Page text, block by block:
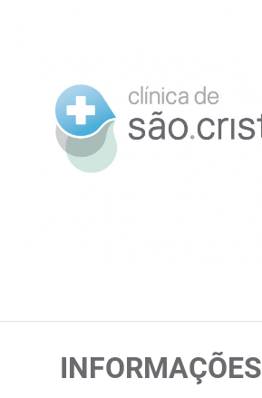
INFORMAÇÕES